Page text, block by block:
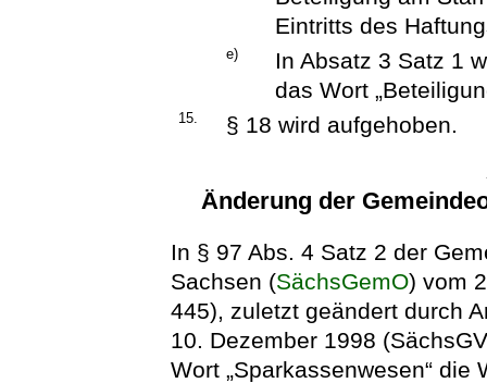
Eintritts des
e)
In Absatz 3 Satz 1
das Wort
15. § 18 wird aufgehoben.
Änderung der
In § 97 Abs. 4 Satz 2 der
Sachsen (SächsGemO) vom
445), zuletzt geändert durch
10. Dezember 1998
Wort „Sparkassenwesen“ die